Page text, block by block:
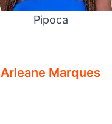
Pipoca
Arleane Marques